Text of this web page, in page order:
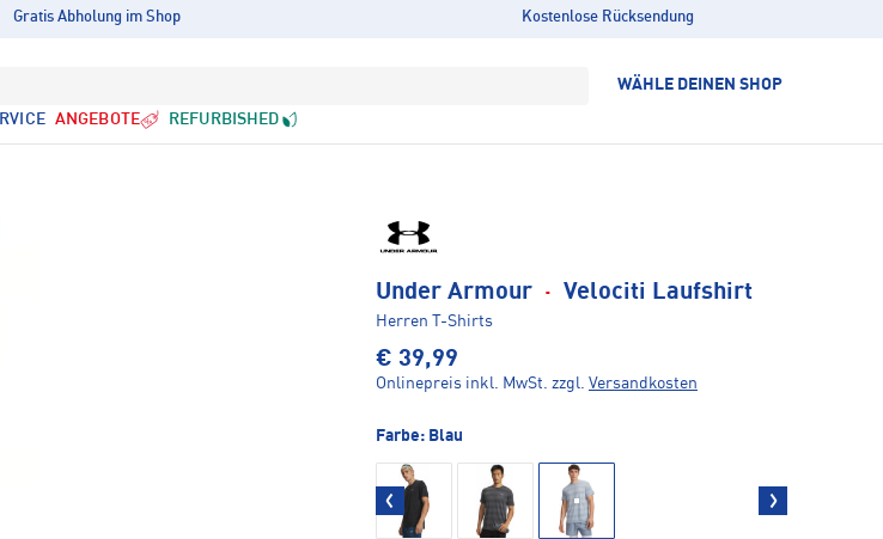
Gratis Abholung im Shop Kostenlose Rücksendung
WÄHLE DEINEN SHOP
ANGEBOTE REFURBISHED
Under Armour · Velociti Laufshirt
Herren T-Shirts
€ 39,99
Onlinepreis inkl. MwSt. zzgl. Versandkosten
Farbe: Blau